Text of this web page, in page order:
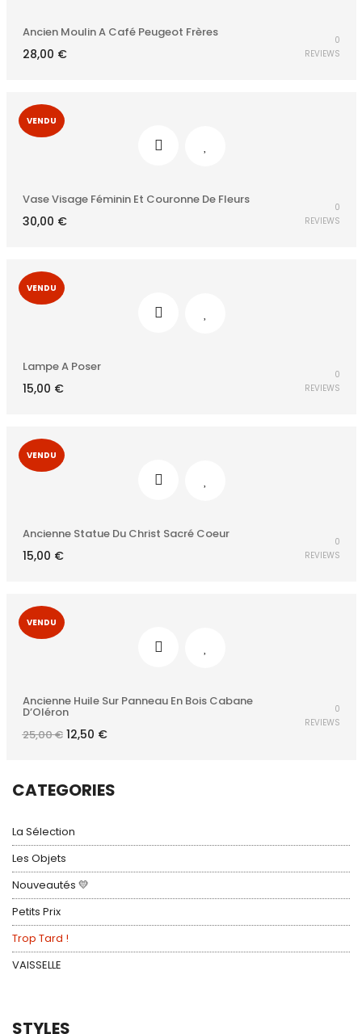
CATEGORIES
La Sélection
Les Objets
Nouveautés 💛
Petits Prix
Trop Tard !
VAISSELLE
STYLES
Ancien Moulin A Café Peugeot Frères
28,00 €
0
REVIEWS
VENDU
Vase Visage Féminin Et Couronne De Fleurs
30,00 €
0
REVIEWS
VENDU
Lampe A Poser
15,00 €
0
REVIEWS
VENDU
Ancienne Statue Du Christ Sacré Coeur
15,00 €
0
REVIEWS
VENDU
Ancienne Huile Sur Panneau En Bois Cabane
D’Oléron
25,00€ Le
prix
12,50 €Le
prix
0
REVIEWS